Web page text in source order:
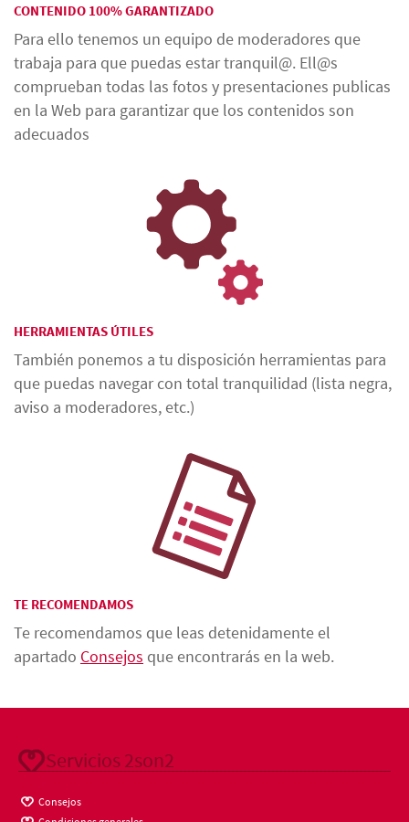
CONTENIDO 100% GARANTIZADO
Para ello tenemos un equipo de moderadores que
trabaja para que puedas estar tranquil@. Ell@s
comprueban todas las fotos y presentaciones publicas
en la Web para garantizar que los contenidos son
adecuados
HERRAMIENTAS ÚTILES
También ponemos a tu disposición herramientas para
que puedas navegar con total tranquilidad (lista negra,
aviso a moderadores, etc.)
TE RECOMENDAMOS
Te recomendamos que leas detenidamente el
apartado Consejos que encontrarás en la web.
Servicios 2son2
Consejos